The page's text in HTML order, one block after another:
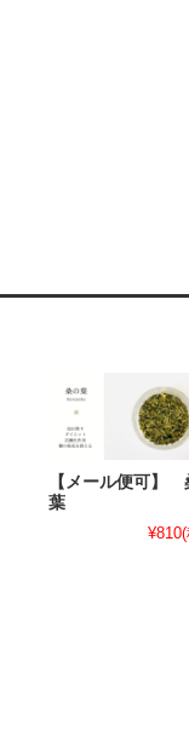
【メール便可】
葉
¥810